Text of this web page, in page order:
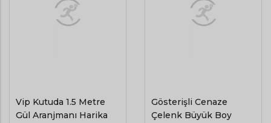
Vip Kutuda 1.5 Metre
Gül Aranjmanı Harika
Gösterişli Cenaze
Çelenk Büyük Boy